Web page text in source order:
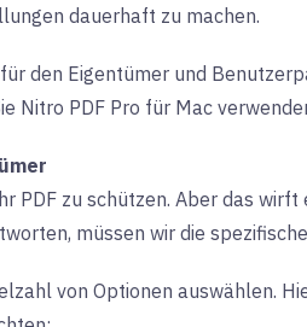
dauerhaft zu machen.
den Eigentümer und
Nitro PDF Pro für Mac
zu schützen. Aber das
müssen wir die
von Optionen auswählen.